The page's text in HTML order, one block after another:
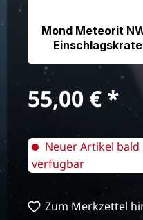
Mond Meteorit
Regulärer Preis:
55,00 €
Neuer Artikel bald
verfügbar
Zum Merkzettel